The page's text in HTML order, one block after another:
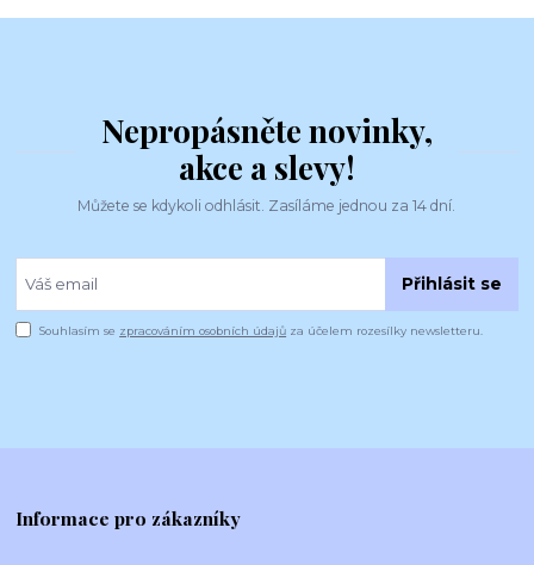
Nepropásněte novinky,
akce a slevy!
Můžete se kdykoli odhlásit. Zasíláme jednou za 14 dní.
Přihlásit se
Souhlasím se zpracováním osobních údajů za účelem rozesílky newsletteru.
Informace pro zákazníky